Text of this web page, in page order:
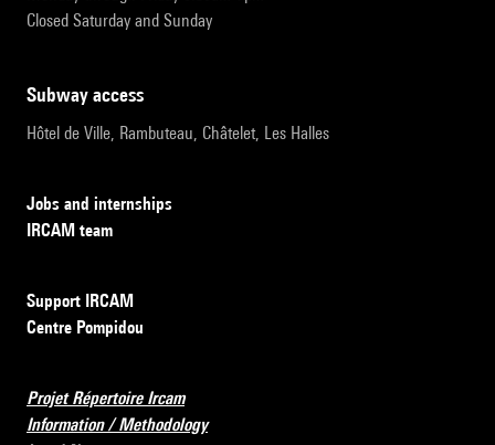
Closed Saturday and Sunday
subway access
Hôtel de Ville, Rambuteau, Châtelet, Les Halles
Jobs and internships
IRCAM team
Support IRCAM
Centre Pompidou
Projet Répertoire Ircam
Information / Methodology